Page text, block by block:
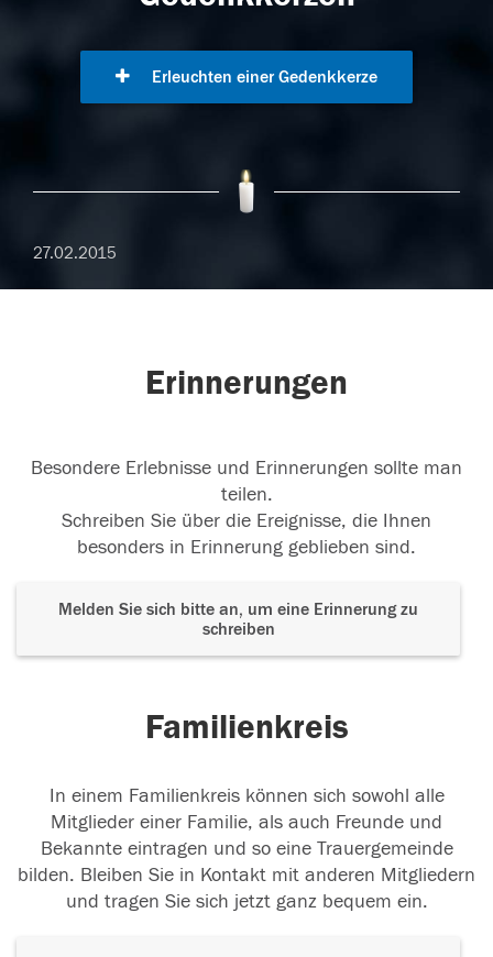
Erleuchten einer Gedenkkerze
27.02.2015
Erinnerungen
Besondere Erlebnisse und Erinnerungen sollte man
teilen.
Schreiben Sie über die Ereignisse, die Ihnen
besonders in Erinnerung geblieben sind.
Melden Sie sich bitte an, um eine Erinnerung zu
schreiben
Familienkreis
In einem Familienkreis können sich sowohl alle
Mitglieder einer Familie, als auch Freunde und
Bekannte eintragen und so eine Trauergemeinde
bilden. Bleiben Sie in Kontakt mit anderen Mitgliedern
und tragen Sie sich jetzt ganz bequem ein.